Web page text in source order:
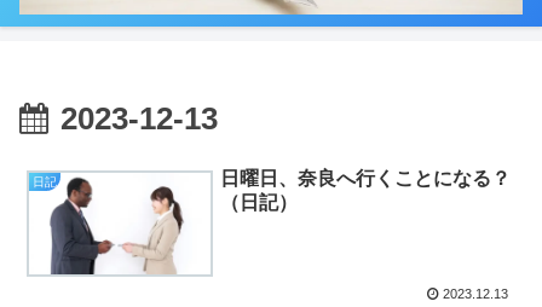
2023-12-13
日記
日曜日、奈良へ行くことになる？
（日記）
2023.12.13